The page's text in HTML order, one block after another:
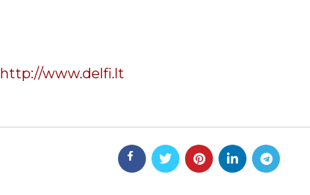
http://www.delfi.lt